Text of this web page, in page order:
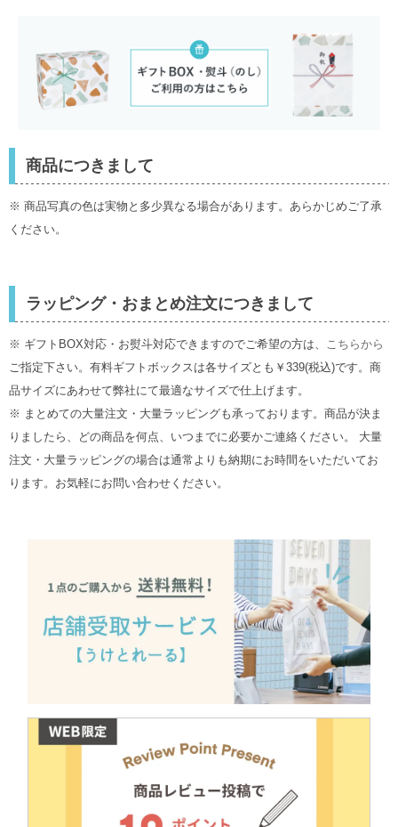
商品につきまして
※ 商品写真の色は実物と多少異なる場合があります。あらかじめご了承
ください。
ラッピング・おまとめ注文につきまして
※ ギフトBOX対応・お熨斗対応できますのでご希望の方は、 こちらから
ご指定下さい。有料ギフトボックスは各サイズとも￥339(税込)です。商
品サイズにあわせて弊社にて最適なサイズで仕上げます。
※ まとめての大量注文・大量ラッピングも承っております。商品が決ま
りましたら、どの商品を何点、いつまでに必要かご連絡ください。 大量
注文・大量ラッピングの場合は通常よりも納期にお時間をいただいてお
ります。お気軽にお問い合わせください。